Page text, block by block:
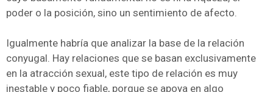
poder o la posición, sino un sentimiento de afecto.
Igualmente habría que analizar la base de la relación
conyugal. Hay relaciones que se basan exclusivamente
en la atracción sexual, este tipo de relación es muy
inestable y poco fiable, porque se apoya en algo